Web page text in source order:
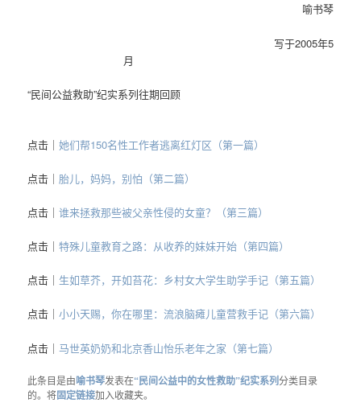
喻书琴
写于2005年5
月
“民间公益救助”纪实系列往期回顾
点击｜她们帮150名性工作者逃离红灯区（第一篇）
点击｜胎儿，妈妈，别怕 （第二篇）
点击｜谁来拯救那些被父亲性侵的女童？ （第三篇）
点击｜特殊儿童教育之路：从收养的妹妹开始 （第四篇）
点击｜ 生如草芥，开如苔花：乡村女大学生助学手记 （第五篇）
点击｜小小天赐，你在哪里：流浪脑瘫儿童营救手记 （第六篇）
点击｜马世英奶奶和北京香山怡乐老年之家 （第七篇）
此条目是由喻书琴发表在“民间公益中的女性救助”纪实系列分类目录
的。将固定链接加入收藏夹。